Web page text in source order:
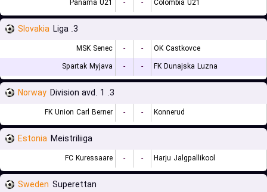
Panama U21 - - Colombia U21
Slovakia 3. Liga
MSK Senec - -
OK Castkovce
Spartak Myjava
- - FK Dunajska Luzna
Norway 3. Division avd. 1
FK Union Carl Berner - - Konnerud
Estonia Meistriliiga
FC Kuressaare - - Harju Jalgpallikool
Sweden Superettan